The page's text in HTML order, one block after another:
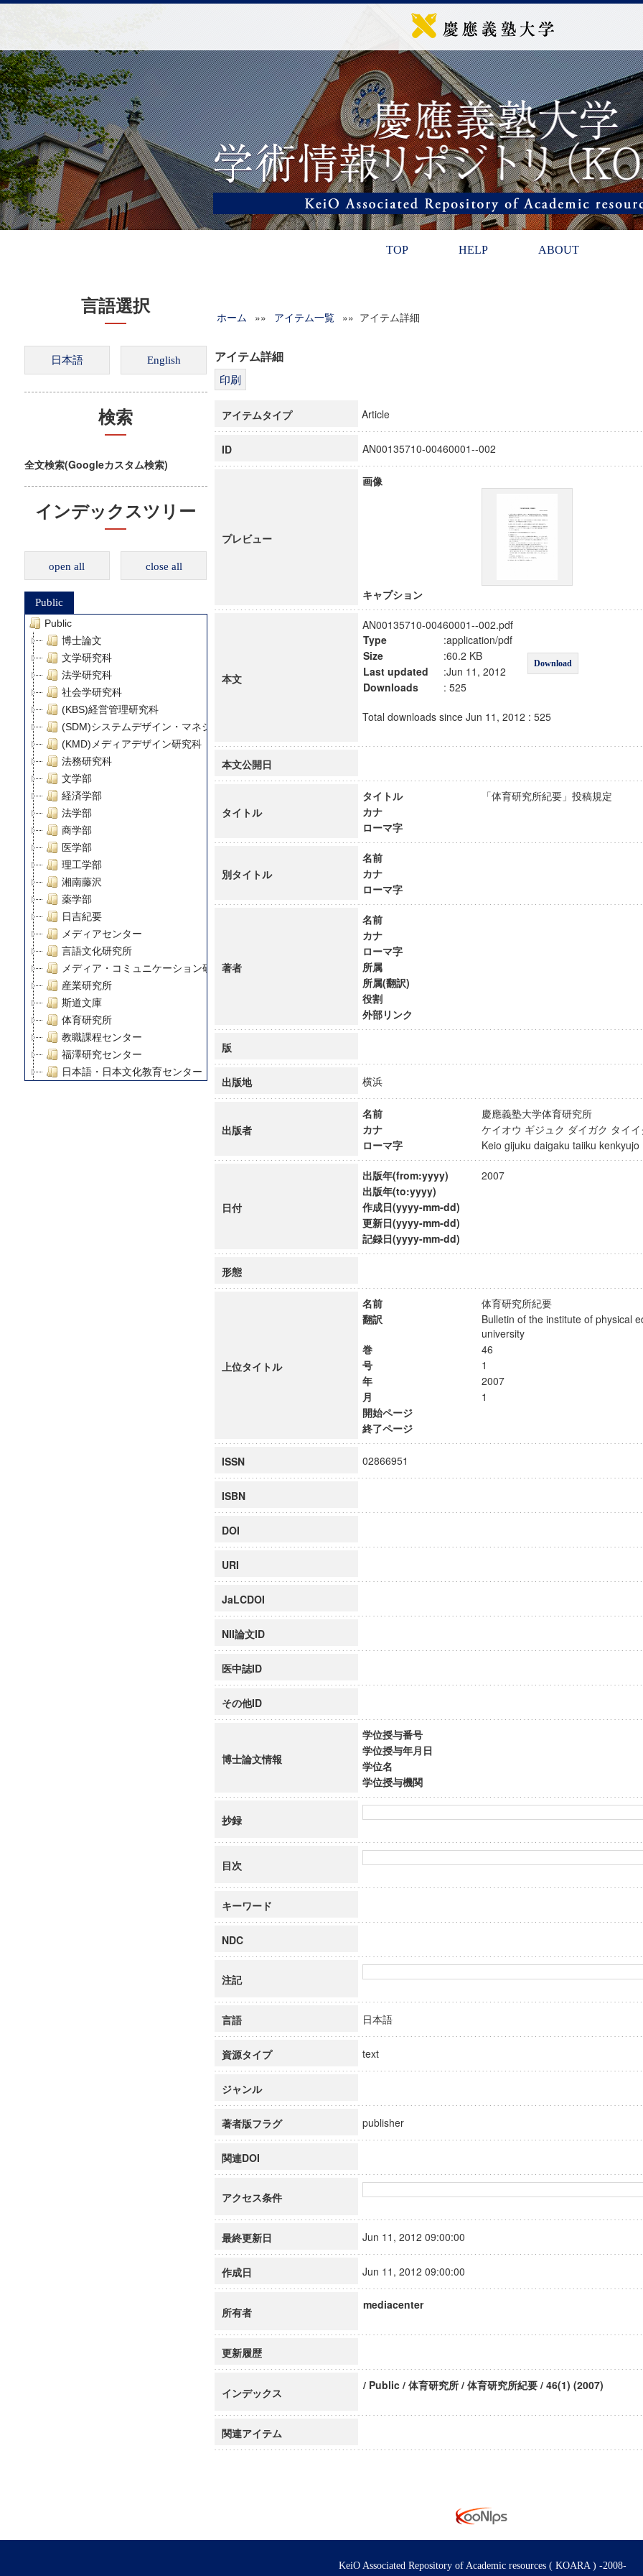
TOP HELP ABOUT
言語選択
検索
全文検索(Googleカスタム検索)
インデックスツリー
open all close all
Public
Public
博士論文
文学研究科
法学研究科
社会学研究科
(KBS)経営管理研究科
(SDM)システムデザイン・マネジメント研究科
(KMD)メディアデザイン研究科
法務研究科
文学部
経済学部
法学部
商学部
医学部
理工学部
湘南藤沢
薬学部
日吉紀要
メディアセンター
言語文化研究所
メディア・コミュニケーション研究所
産業研究所
斯道文庫
体育研究所
教職課程センター
福澤研究センター
日本語・日本文化教育センター
デジタルメディア・コンテンツ統合研究センター
慶應義塾大学グローバルCOEプログラム市民社会ガバナンス教育研究センター
慶應義塾大学グローバルCOEプログラム論理と感性の先端的教育研究拠点
博士課程教育リーディングプログラム「超成熟社会発展のサイエンス」
ホーム »» アイテム一覧 »» アイテム詳細
アイテム詳細
アイテムタイプ Article
ID AN00135710-00460001--002
プレビュー
画像
キャプション
本文
AN00135710-00460001--002.pdf
Type
:application/pdf
Download
Size
:60.2 KB
Last updated
:Jun 11, 2012
Downloads
: 525
Total downloads since Jun 11, 2012 : 525
本文公開日
タイトル
タイトル
「体育研究所紀要」投稿規定
カナ
ローマ字
別タイトル
名前
カナ
ローマ字
著者
名前
カナ
ローマ字
所属
所属(翻訳)
役割
外部リンク
版
出版地 横浜
出版者
名前
慶應義塾大学体育研究所
カナ
ケイオウ ギジュク ダイガク タイ
ローマ字
Keio gijuku daigaku taiiku
日付
出版年(from:yyyy)
2007
出版年(to:yyyy)
作成日(yyyy-mm-dd)
更新日(yyyy-mm-dd)
記録日(yyyy-mm-dd)
形態
上位タイトル
名前
体育研究所紀要
翻訳
Bulletin of the institute of physical
university
巻
46
号
1
年
2007
月
1
開始ページ
終了ページ
ISSN 02866951
ISBN
DOI
URI
JaLCDOI
NII論文ID
医中誌ID
その他ID
博士論文情報
学位授与番号
学位授与年月日
学位名
学位授与機関
抄録
目次
キーワード
NDC
注記
言語 日本語
資源タイプ text
ジャンル
著者版フラグ publisher
関連DOI
アクセス条件
最終更新日 Jun 11, 2012 09:00:00
作成日 Jun 11, 2012 09:00:00
所有者
mediacenter
更新履歴
インデックス
/ Public / 体育研究所 / 体育研究所紀要 / 46(1) (2007)
関連アイテム
KeiO Associated Repository of Academic resources ( KOARA ) -2008-